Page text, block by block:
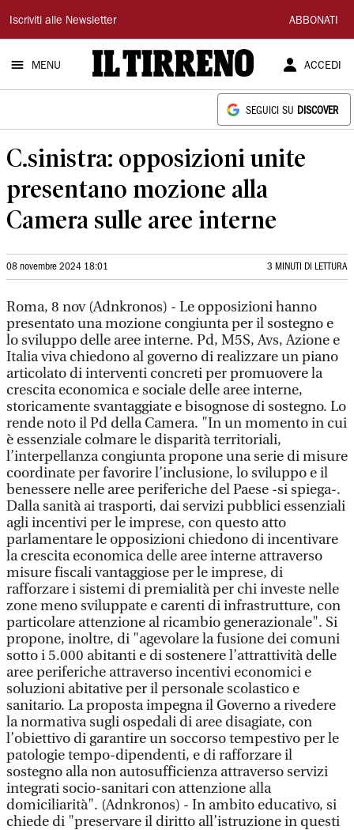
Il
Tirreno
Iscriviti alle Newsletter ABBONATI
MENU ACCEDI
SEGUICI SU DISCOVER
C.sinistra: opposizioni unite
presentano mozione alla
Camera sulle aree interne
08 novembre 2024 18:01 3 MINUTI DI LETTURA
Roma, 8 nov (Adnkronos) - Le opposizioni hanno
presentato una mozione congiunta per il sostegno e
lo sviluppo delle aree interne. Pd, M5S, Avs, Azione e
Italia viva chiedono al governo di realizzare un piano
articolato di interventi concreti per promuovere la
crescita economica e sociale delle aree interne,
storicamente svantaggiate e bisognose di sostegno. Lo
rende noto il Pd della Camera. "In un momento in cui
è essenziale colmare le disparità territoriali,
l’interpellanza congiunta propone una serie di misure
coordinate per favorire l’inclusione, lo sviluppo e il
benessere nelle aree periferiche del Paese -si spiega-.
Dalla sanità ai trasporti, dai servizi pubblici essenziali
agli incentivi per le imprese, con questo atto
parlamentare le opposizioni chiedono di incentivare
la crescita economica delle aree interne attraverso
misure fiscali vantaggiose per le imprese, di
rafforzare i sistemi di premialità per chi investe nelle
zone meno sviluppate e carenti di infrastrutture, con
particolare attenzione al ricambio generazionale". Si
propone, inoltre, di "agevolare la fusione dei comuni
sotto i 5.000 abitanti e di sostenere l’attrattività delle
aree periferiche attraverso incentivi economici e
soluzioni abitative per il personale scolastico e
sanitario. La proposta impegna il Governo a rivedere
la normativa sugli ospedali di aree disagiate, con
l’obiettivo di garantire un soccorso tempestivo per le
patologie tempo-dipendenti, e di rafforzare il
sostegno alla non autosufficienza attraverso servizi
integrati socio-sanitari con attenzione alla
domiciliarità". (Adnkronos) - In ambito educativo, si
chiede di "preservare il diritto all’istruzione in questi